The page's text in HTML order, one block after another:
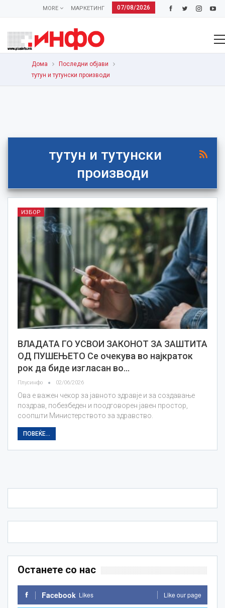
07/08/2026
МАРКЕТИНГ
MORE
Дома
Последни објави
тутун и тутунски производи
тутун и тутунски
производи
ИЗБОР
ВЛАДАТА ГО УСВОИ ЗАКОНОТ ЗА ЗАШТИТА
ОД ПУШЕЊЕТО Се очекува во најкраток
рок да биде изгласан во…
Плусинфо 02/06/2026
Ова е важен чекор за јавното здравје и за создавање
поздрав, побезбеден и поодговорен јавен простор,
соопшти Министерството за здравство.
ПОВЕЌЕ...
Останете со нас
Facebook Likes Like our page